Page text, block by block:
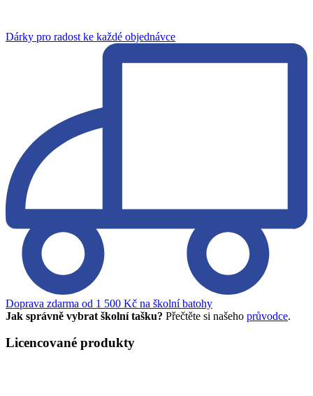
Dárky pro radost ke každé objednávce
Doprava zdarma od 1 500 Kč na školní batohy
Jak správně vybrat školní tašku? Přečtěte si našeho průvodce.
Licencované produkty